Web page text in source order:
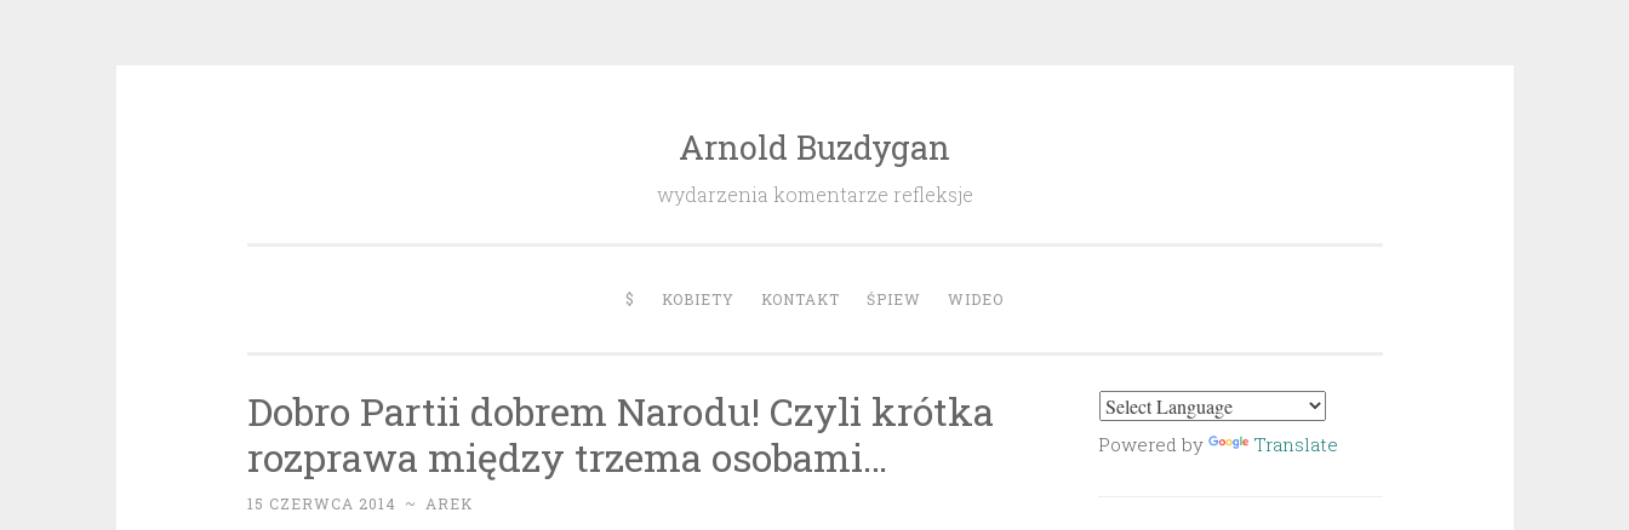
Arnold Buzdygan
wydarzenia komentarze refleksje
$ KOBIETY KONTAKT ŚPIEW WIDEO
Dobro Partii dobrem Narodu! Czyli krótka
rozprawa między trzema osobami…
15 CZERWCA 2014 ~ AREK
Powered by Translate